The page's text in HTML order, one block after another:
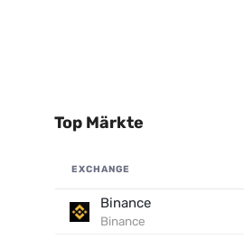
Top Märkte
EXCHANGE
Binance
Binance